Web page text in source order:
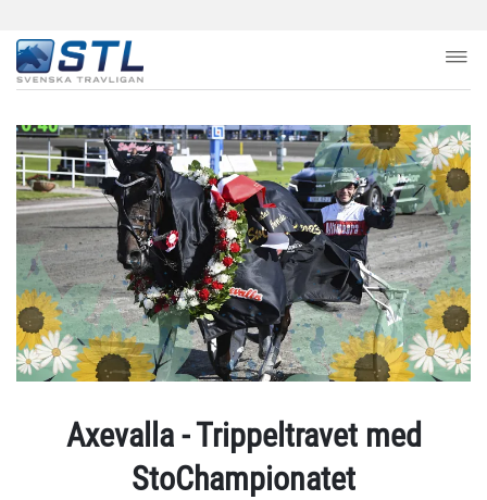
Axevalla - Trippeltravet med
StoChampionatet